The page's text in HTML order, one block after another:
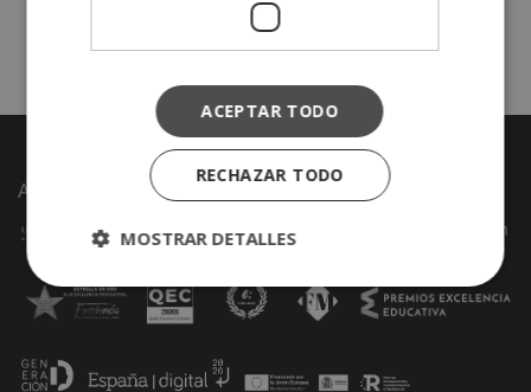
Acreditaciones y reconocimientos:
ACEPTAR TODO
RECHAZAR TODO
MOSTRAR DETALLES